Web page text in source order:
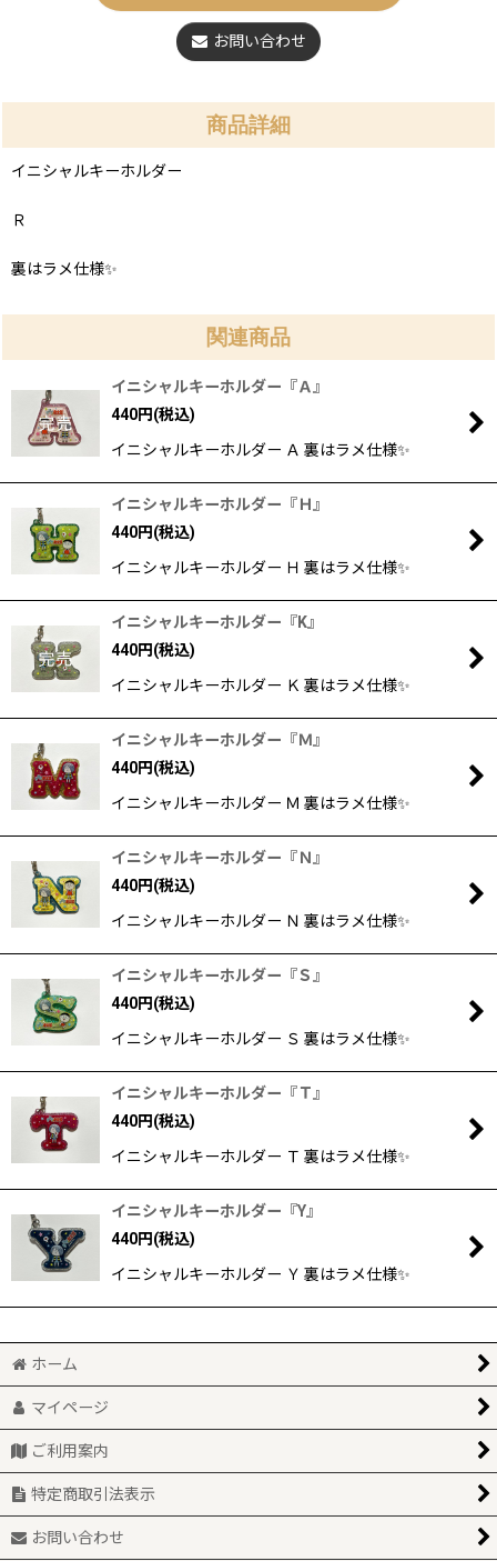
お問い合わせ
商品詳細
イニシャルキーホルダー
Ｒ
裏はラメ仕様✨
関連商品
イニシャルキーホルダー『Ａ』
440円(税込)
イニシャルキーホルダー Ａ 裏はラメ仕様✨
イニシャルキーホルダー『Ｈ』
440円(税込)
イニシャルキーホルダー Ｈ 裏はラメ仕様✨
イニシャルキーホルダー『K』
440円(税込)
イニシャルキーホルダー Ｋ 裏はラメ仕様✨
イニシャルキーホルダー『Ｍ』
440円(税込)
イニシャルキーホルダー Ｍ 裏はラメ仕様✨
イニシャルキーホルダー『Ｎ』
440円(税込)
イニシャルキーホルダー Ｎ 裏はラメ仕様✨
イニシャルキーホルダー『Ｓ』
440円(税込)
イニシャルキーホルダー Ｓ 裏はラメ仕様✨
イニシャルキーホルダー『Ｔ』
440円(税込)
イニシャルキーホルダー Ｔ 裏はラメ仕様✨
イニシャルキーホルダー『Y』
440円(税込)
イニシャルキーホルダー Ｙ 裏はラメ仕様✨
ホーム
マイページ
ご利用案内
特定商取引法表示
お問い合わせ